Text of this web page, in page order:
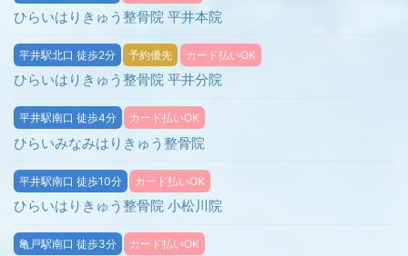
ひらいはりきゅう整骨院 平井本院
平井駅北口 徒歩2分 予約優先 カード払いOK
ひらいはりきゅう整骨院 平井分院
平井駅南口 徒歩4分 カード払いOK
ひらいみなみはりきゅう整骨院
平井駅南口 徒歩10分 カード払いOK
ひらいはりきゅう整骨院 小松川院
亀戸駅南口 徒歩3分 カード払いOK